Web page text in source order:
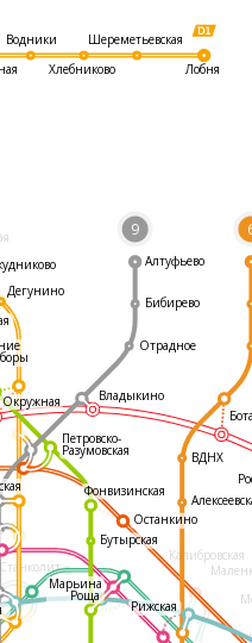
Калибровская
Станколит
9
Останкино
ВДНХ
Рижская
Окружная
Дегунино
Водники
Хлебниково
Шереметьевская
Лобня
Марьина
Роща
Фонвизинская
Бутырская
Петровско-
Разумовская
Бибирево
Отрадное
Владыкино
Алтуфьево